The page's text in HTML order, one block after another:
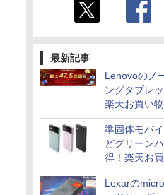
最新記事
Lenovoのノ
ングタブレ
楽天お買い
準固体モバ
どグリーン
得！楽天お
Lexarの